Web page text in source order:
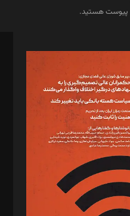
پیوست هستید.
یسنا امان‌پور، سروش کرمیان،
فکرانه، فائزه فتحی